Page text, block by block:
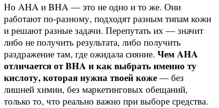
Но AHA и BHA — это не одно и то же. Они
работают по-разному, подходят разным типам кожи
и решают разные задачи. Перепутать их — значит
либо не получить результата, либо получить
раздражение там, где ожидала сияние. Чем AHA
отличается от BHA и как выбрать именно ту
кислоту, которая нужна твоей коже — без
лишней химии, без маркетинговых обещаний,
только то, что реально важно при выборе средства.